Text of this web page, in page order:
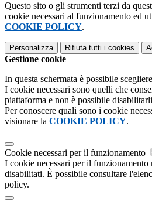
Questo sito o gli strumenti terzi da
cookie necessari al funzionamento ed
COOKIE POLICY.
Personalizza Rifiuta tutti i cookies
Gestione cookie
In questa schermata è possibile
I cookie necessari sono quelli che
piattaforma e non è possibile
Per conoscere quali sono i cookie
visionare la COOKIE POLICY.
Cookie necessari per il funzionamento
I cookie necessari per il funzionamento
disabilitati. È possibile consultare
policy.